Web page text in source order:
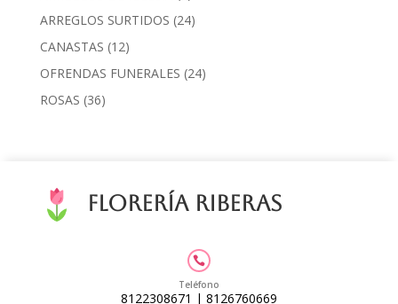
products
ARREGLOS SURTIDOS 2424
CANASTAS 1212
products
OFRENDAS FUNERALES 2424
ROSAS 3636
Florería Riberas

Teléfono
8122308671 | 8126760669